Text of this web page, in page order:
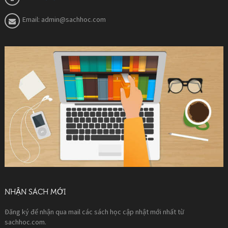
Email: admin@sachhoc.com
NHẬN SÁCH MỚI
Đăng ký để nhận qua mail các sách học cập nhật mới nhất từ
sachhoc.com.